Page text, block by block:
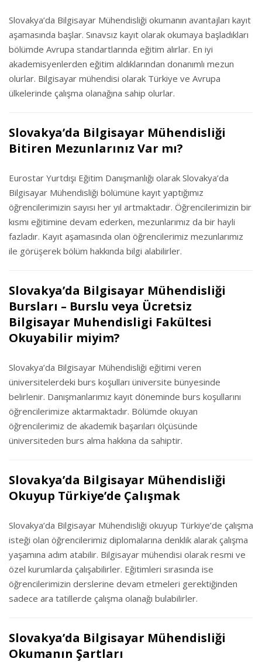
Slovakya’da Bilgisayar Mühendisliği okumanın avantajları kayıt
aşamasında başlar. Sınavsız kayıt olarak okumaya başladıkları
bölümde Avrupa standartlarında eğitim alırlar. En iyi
akademisyenlerden eğitim aldıklarından donanımlı mezun
olurlar. Bilgisayar mühendisi olarak Türkiye ve Avrupa
ülkelerinde çalışma olanağına sahip olurlar.
Slovakya’da Bilgisayar Mühendisliği
Bitiren Mezunlarınız Var mı?
Eurostar Yurtdışı Eğitim Danışmanlığı olarak Slovakya’da
Bilgisayar Mühendisliği bölümüne kayıt yaptığımız
öğrencilerimizin sayısı her yıl artmaktadır. Öğrencilerimizin bir
kısmı eğitimine devam ederken, mezunlarımız da bir hayli
fazladır. Kayıt aşamasında olan öğrencilerimiz mezunlarımız
ile görüşerek bölüm hakkında bilgi alabilirler.
Slovakya’da Bilgisayar Mühendisliği
Bursları – Burslu veya Ücretsiz
Bilgisayar Muhendisligi Fakültesi
Okuyabilir miyim?
Slovakya’da Bilgisayar Mühendisliği eğitimi veren
üniversitelerdeki burs koşulları üniversite bünyesinde
belirlenir. Danışmanlarımız kayıt döneminde burs koşullarını
öğrencilerimize aktarmaktadır. Bölümde okuyan
öğrencilerimiz de akademik başarıları ölçüsünde
üniversiteden burs alma hakkına da sahiptir.
Slovakya’da Bilgisayar Mühendisliği
Okuyup Türkiye’de Çalışmak
Slovakya’da Bilgisayar Mühendisliği okuyup Türkiye’de çalışma
isteği olan öğrencilerimiz diplomalarına denklik alarak çalışma
yaşamına adım atabilir. Bilgisayar mühendisi olarak resmi ve
özel kurumlarda çalışabilirler. Eğitimleri sırasında ise
öğrencilerimizin derslerine devam etmeleri gerektiğinden
sadece ara tatillerde çalışma olanağı bulabilirler.
Slovakya’da Bilgisayar Mühendisliği
Okumanın Şartları